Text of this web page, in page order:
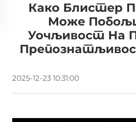
Како Блистер
Може
Уочљивост На
2025-12-23 10:31:00